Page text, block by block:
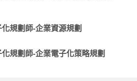
規劃師-企業資源規劃
規劃師-企業電子化策略規劃